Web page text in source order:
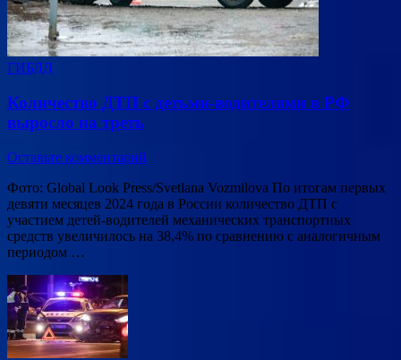
ГИБДД
Количество ДТП с детьми-водителями в РФ
выросло на треть
Оставьте комментарий
Фото: Global Look Press/Svetlana Vozmilova По итогам первых
девяти месяцев 2024 года в России количество ДТП с
участием детей-водителей механических транспортных
средств увеличилось на 38,4% по сравнению с аналогичным
периодом …